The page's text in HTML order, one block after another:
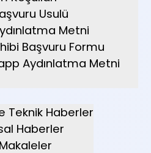
Usulü
Metni
Başvuru Formu
Aydınlatma Metni
Teknik Haberler
Haberler